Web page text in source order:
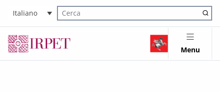
Italiano
Cerca nel sito
Menu